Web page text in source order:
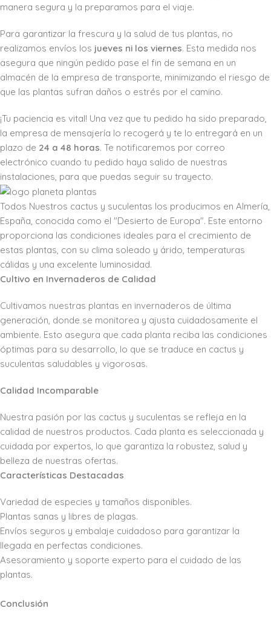
manera segura y la preparamos para el viaje.
Para garantizar la frescura y la salud de tus plantas, no
realizamos envíos los jueves ni los viernes. Esta medida nos
asegura que ningún pedido pase el fin de semana en un
almacén de la empresa de transporte, minimizando el riesgo de
que las plantas sufran daños o estrés por el camino.
¡Tu paciencia es vital! Una vez que tu pedido ha sido preparado,
la empresa de mensajería lo recogerá y te lo entregará en un
plazo de 24 a 48 horas. Te notificaremos por correo
electrónico cuando tu pedido haya salido de nuestras
instalaciones, para que puedas seguir su trayecto.
Todos Nuestros cactus y suculentas los producimos en Almería,
España, conocida como el "Desierto de Europa". Este entorno
proporciona las condiciones ideales para el crecimiento de
estas plantas, con su clima soleado y árido, temperaturas
cálidas y una excelente luminosidad.
Cultivo en Invernaderos de Calidad
Cultivamos nuestras plantas en invernaderos de última
generación, donde se monitorea y ajusta cuidadosamente el
ambiente. Esto asegura que cada planta reciba las condiciones
óptimas para su desarrollo, lo que se traduce en cactus y
suculentas saludables y vigorosas.
Calidad Incomparable
Nuestra pasión por las cactus y suculentas se refleja en la
calidad de nuestros productos. Cada planta es seleccionada y
cuidada por expertos, lo que garantiza la robustez, salud y
belleza de nuestras ofertas.
Características Destacadas
Variedad de especies y tamaños disponibles.
Plantas sanas y libres de plagas.
Envíos seguros y embalaje cuidadoso para garantizar la
llegada en perfectas condiciones.
Asesoramiento y soporte experto para el cuidado de las
plantas.
Conclusión